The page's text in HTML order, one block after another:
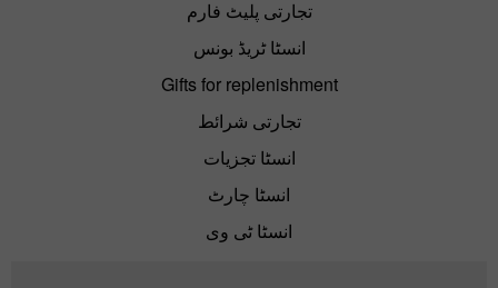
تجارتی پلیٹ فارم
انسٹا ٹریڈ بونس
Gifts for replenishment
تجارتی شرائط
انسٹا تجزیات
انسٹا چارٹ
انسٹا ٹی وی